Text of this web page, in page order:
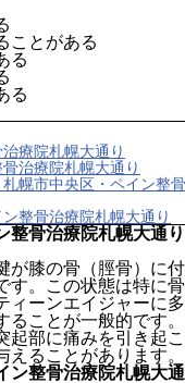
ことがある
る
る
療院札幌大通り
治療院札幌大通り
幌市中央区・ペイン整骨
整骨治療院札幌大通り
整骨治療院札幌大通り
が膝の骨（脛骨）に付
す。この状態は特に骨
ィーンエイジャーに多
ことが一般的です。
起部に痛みを引き起こ
ることがあります。
ン整骨治療院札幌大通